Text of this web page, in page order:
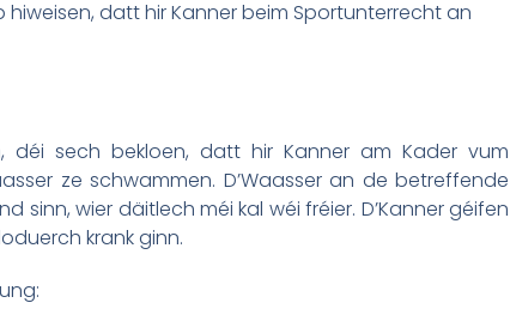
hiweisen, datt hir Kanner beim Sportunterrecht an
déi sech bekloen, datt hir Kanner am Kader vum
ze schwammen. D’Waasser an de betreffende
sinn, wier däitlech méi kal wéi fréier. D’Kanner géifen
krank ginn.